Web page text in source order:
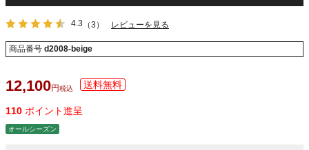
4.3 （3） レビューを見る
商品番号 d2008-beige
12,100 税込
110 ポイント進呈
オールシーズン